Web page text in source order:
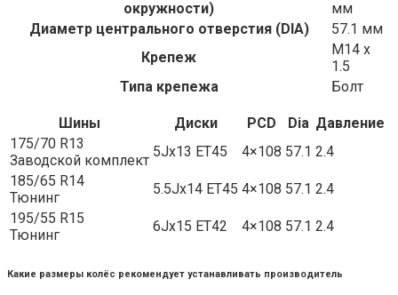
окружности)
мм
Диаметр центрального отверстия (DIA)
57.1 мм
Крепеж
M14 x
1.5
Типа крепежа
Болт
Шины Диски PCD Dia Давление
175/70 R13
Заводской комплект
5Jx13 ET45 4×108 57.1 2.4
185/65 R14
Тюнинг
5.5Jx14 ET45 4×108 57.1 2.4
195/55 R15
Тюнинг
6Jx15 ET42 4×108 57.1 2.4
Какие размеры колёс рекомендует устанавливать производитель